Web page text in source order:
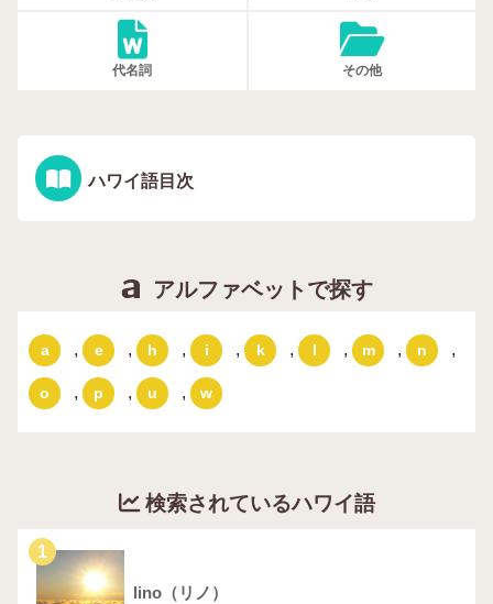
代名詞 その他
ハワイ語目次
アルファベットで探す
a , e , h , i , k , l , m , n ,
o , p , u , w
検索されているハワイ語
1
lino（リノ）